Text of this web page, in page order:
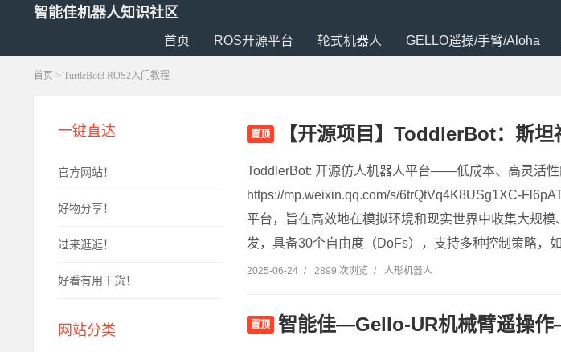
智能佳机器人知识社区
首页 ROS开源平台 轮式机器人 GELLO遥操/手臂/Aloha
首页 > TurtleBot3 ROS2入门教程
一键直达
官方网站！
好物分享！
过来逛逛！
好看有用干货！
网站分类
置顶 【开源项目】ToddlerBot：斯
ToddlerBot: 开源仿人机器人平台——低成本、高灵活性
https://mp.weixin.qq.com/s/6trQtVq4K8USg1XC-
平台，旨在高效地在模拟环境和现实世界中收集大规
发，具备30个自由度（DoFs），支持多种控制策略，
2025-06-24 / 2899 次浏览 / 人形机器人
置顶 智能佳—Gello-UR机械臂遥操